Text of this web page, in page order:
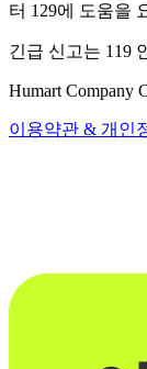
터 129에 도움을
긴급 신고는 119
Humart Company
이용약관 & 개인